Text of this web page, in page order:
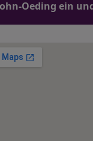
Oeding ein